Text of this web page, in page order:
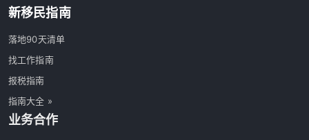
新移民指南
落地90天清单
找工作指南
报税指南
指南大全 »
业务合作